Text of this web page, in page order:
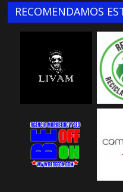
RECOMENDAMOS